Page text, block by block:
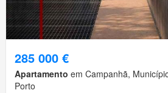
285 000 €
Apartamento em Campanhã,
Porto